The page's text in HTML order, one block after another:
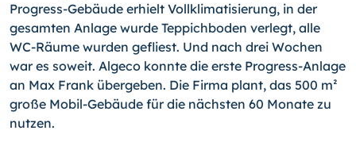
Progress-Gebäude erhielt Vollklimatisierung, in der
gesamten Anlage wurde Teppichboden verlegt, alle
WC-Räume wurden gefliest. Und nach drei Wochen
war es soweit. Algeco konnte die erste Progress-Anlage
an Max Frank übergeben. Die Firma plant, das 500 m²
große Mobil-Gebäude für die nächsten 60 Monate zu
nutzen.